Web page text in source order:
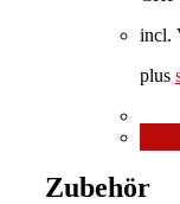
incl.
plus
Zubehör